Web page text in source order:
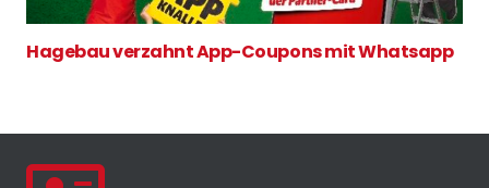
Hagebau verzahnt App-Coupons mit Whatsapp